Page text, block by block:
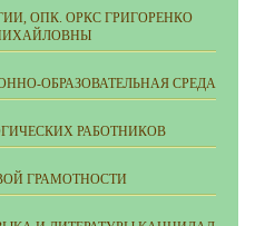
ОПК. ОРКС ГРИГОРЕНКО
ОБРАЗОВАТЕЛЬНАЯ СРЕДА
РАБОТНИКОВ
ГРАМОТНОСТИ